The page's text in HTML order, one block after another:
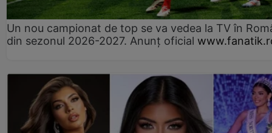
Un nou campionat de top se va vedea la TV în
din sezonul 2026-2027. Anunț oficial